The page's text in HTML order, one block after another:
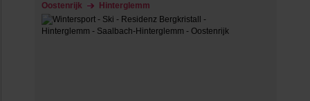
Oostenrijk Hinterglemm